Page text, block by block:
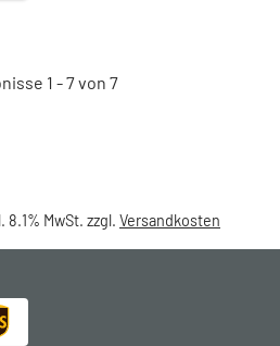
1 - 7 von 7
MwSt. zzgl. Versandkosten